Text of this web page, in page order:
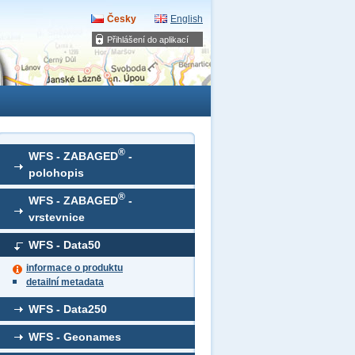
Přihlášení do aplikací
Česky English
WFS - ZABAGED® -
polohopis
WFS - ZABAGED® -
vrstevnice
WFS - Data50
informace o produktu
detailní metadata
WFS - Data250
WFS - Geonames